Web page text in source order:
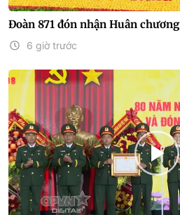
Đoàn 871 đón nhận Huân
6 giờ trước